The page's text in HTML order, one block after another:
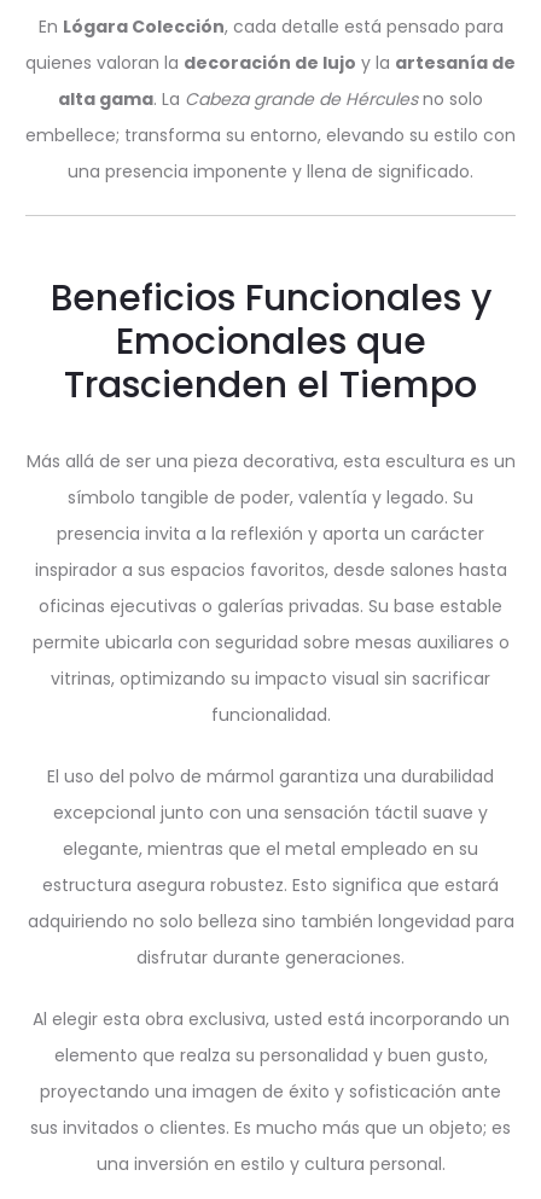
En Lógara Colección, cada detalle está pensado para
quienes valoran la decoración de lujo y la artesanía de
alta gama. La Cabeza grande de Hérculesno solo
embellece; transforma su entorno, elevando su estilo con
una presencia imponente y llena de significado.
Beneficios Funcionales y
Emocionales que
Trascienden el Tiempo
Más allá de ser una pieza decorativa, esta escultura es un
símbolo tangible de poder, valentía y legado. Su
presencia invita a la reflexión y aporta un carácter
inspirador a sus espacios favoritos, desde salones hasta
oficinas ejecutivas o galerías privadas. Su base estable
permite ubicarla con seguridad sobre mesas auxiliares o
vitrinas, optimizando su impacto visual sin sacrificar
funcionalidad.
El uso del polvo de mármol garantiza una durabilidad
excepcional junto con una sensación táctil suave y
elegante, mientras que el metal empleado en su
estructura asegura robustez. Esto significa que estará
adquiriendo no solo belleza sino también longevidad para
disfrutar durante generaciones.
Al elegir esta obra exclusiva, usted está incorporando un
elemento que realza su personalidad y buen gusto,
proyectando una imagen de éxito y sofisticación ante
sus invitados o clientes. Es mucho más que un objeto; es
una inversión en estilo y cultura personal.